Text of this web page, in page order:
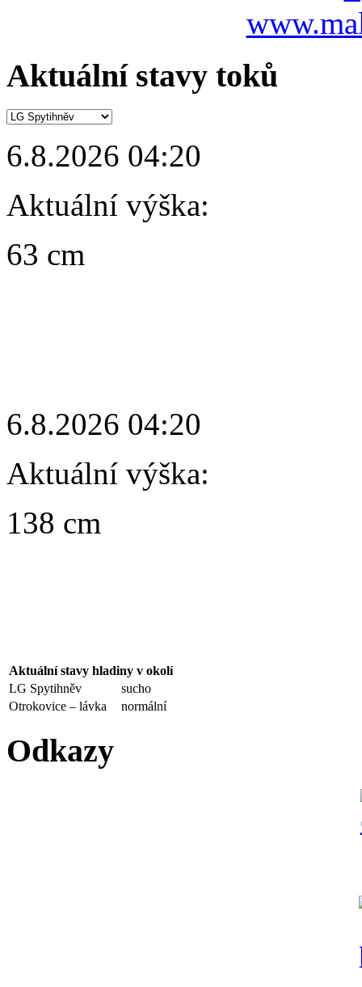
Aktuální stavy toků
6.8.2026 04:20
Aktuální výška:
63 cm
6.8.2026 04:20
Aktuální výška:
138 cm
Aktuální stavy hladiny v okolí
LG Spytihněv
sucho
Otrokovice – lávka
normální
Odkazy